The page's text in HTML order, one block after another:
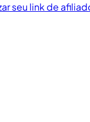
seu link de